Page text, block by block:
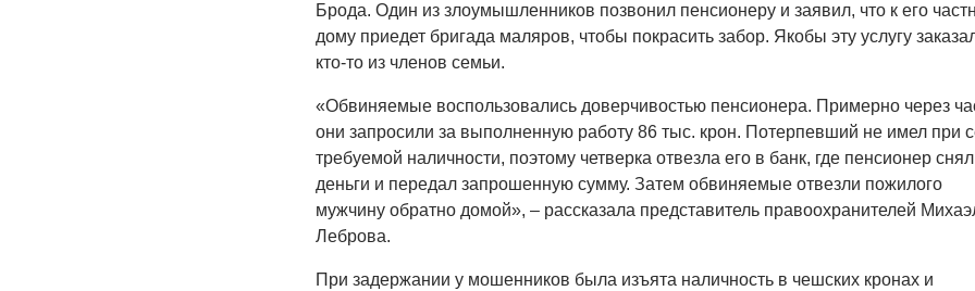
Брода. Один из злоумышленников позвонил пенсионеру и заявил, что к его
дому приедет бригада маляров, чтобы покрасить забор. Якобы эту услугу
кто-то из членов семьи.
«Обвиняемые воспользовались доверчивостью пенсионера. Примерно через
они запросили за выполненную работу 86 тыс. крон. Потерпевший не имел при
требуемой наличности, поэтому четверка отвезла его в банк, где пенсионер снял
деньги и передал запрошенную сумму. Затем обвиняемые отвезли пожилого
мужчину обратно домой», – рассказала представитель правоохранителей
Леброва.
При задержании у мошенников была изъята наличность в чешских кронах и